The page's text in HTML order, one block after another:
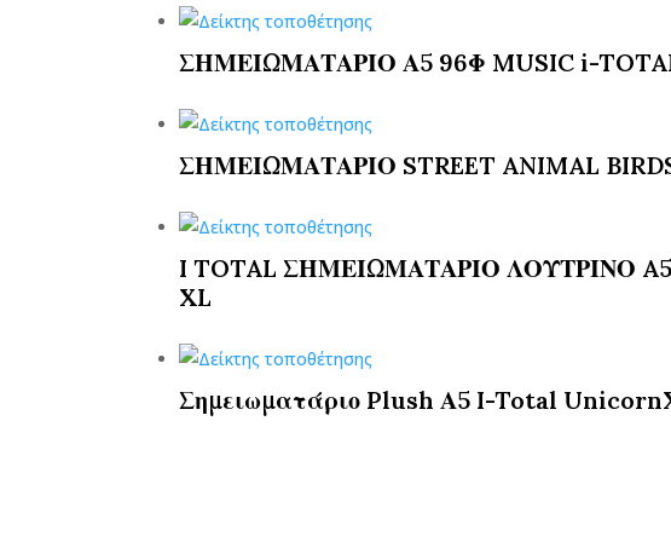
ΣΗΜΕΙΩΜΑΤΑΡΙΟ Α5 96Φ MUSIC i-
ΣΗΜΕΙΩΜΑΤΑΡΙΟ STREET ANIMAL
I TOTAL ΣΗΜΕΙΩΜΑΤΑΡΙΟ ΛΟΥΤΡΙΝΟ A5
XL
Σημειωματάριο Plush Α5 I-Total